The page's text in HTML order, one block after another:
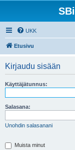
UKK
Etusivu
Kirjaudu sisään
Käyttäjätunnus:
Salasana:
Unohdin salasanani
Muista minut